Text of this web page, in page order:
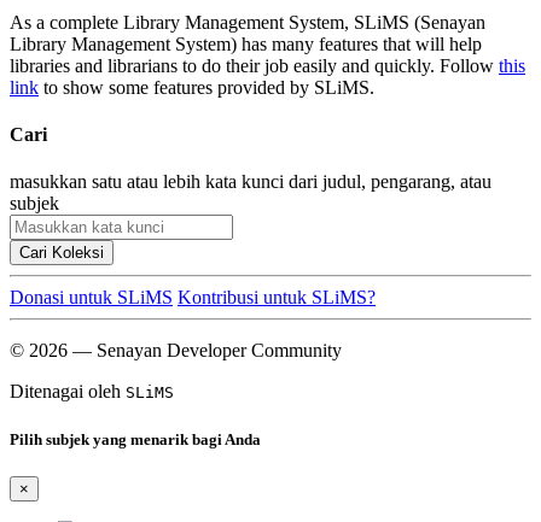
As a complete Library Management System, SLiMS (Senayan
Library Management System) has many features that will help
libraries and librarians to do their job easily and quickly. Follow this
link to show some features provided by SLiMS.
Cari
masukkan satu atau lebih kata kunci dari judul, pengarang, atau
subjek
Cari Koleksi
Donasi untuk SLiMS Kontribusi untuk SLiMS?
© 2026 — Senayan Developer Community
Ditenagai oleh SLiMS
Pilih subjek yang menarik bagi Anda
×